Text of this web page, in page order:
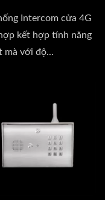
Intercom cửa 4G
kết hợp tính năng
mà với độ...